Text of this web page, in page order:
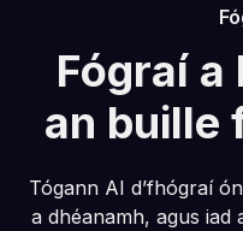
Fógraí a
an buille
Tógann AI d’fhógraí
a dhéanamh, agus